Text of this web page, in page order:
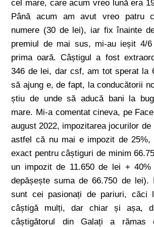
cel mare, care acum vreo lună era
Până acum am avut vreo patru
numere (30 de lei), iar fix înainte
premiul de mai sus, mi-au ieșit 4/6
prima oară. Câștigul a fost
346 de lei, dar csf, am tot sperat la
să ajung e, de fapt, la conducătorii
știu de unde să aducă bani la
mare. Mi-a comentat cineva, pe
august 2022, impozitarea jocurilor
astfel că nu mai e impozit de
exact pentru câștiguri de minim
un impozit de 11.650 de lei +
depășește suma de 66.750 de lei).
sunt cei pasionați de pariuri, căci
câștigă mulți, dar chiar și așa,
câștigătorul din Galați a rămas